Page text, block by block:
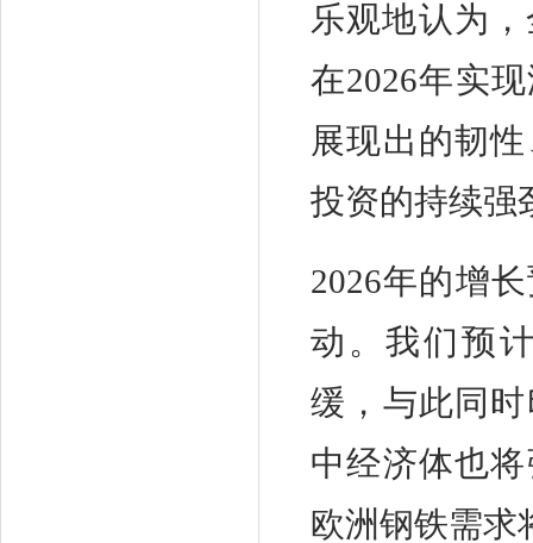
乐观地认为
在2026年实
展现出的韧
投资的持续强
2026年的增
动。我们预
缓，与此同
中经济体也
欧洲钢铁需求